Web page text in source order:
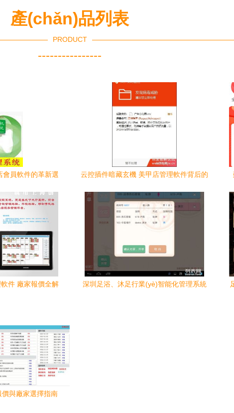
產(chǎn)品列表
PRODUCT
----------------
會員軟件的革新選
云控插件暗藏玄機 美甲店管理軟件背后的
件 廠家報價全解
深圳足浴、沐足行業(yè)智能化管理系統
與廠家選擇指南